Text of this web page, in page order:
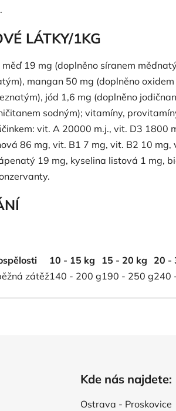
LÁTKY/1KG
19 mg (doplněno síranem
mangan 50 mg (doplněno
jód 1,6 mg (doplněno
sodným); vitamíny,
vit. A 20000 m.j., vit. D3 1800
86 mg, vit. B1 7 mg, vit. B2 10
19 mg, kyselina listová 1 mg,
10 - 15 kg 15 - 20 kg 20 -
zátěž140 - 200 g190 - 250 g240
Kde nás najdete:
Ostrava - Proskovice